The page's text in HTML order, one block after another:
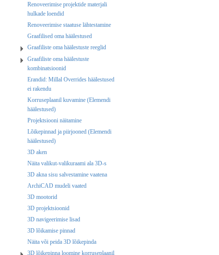
Renoveerimise projektide materjali
hulkade loendid
Renoveerimise staatuse lähtestamine
Graafilised oma häälestused
Graafiliste oma häälestuste reeglid
Graafiliste oma häälestuste
kombinatsioonid
Erandid: Millal Overrides häälestused
ei rakendu
Korruseplaanil kuvamine (Elemendi
häälestused)
Projektsiooni näitamine
Lõikepinnad ja piirjooned (Elemendi
häälestused)
3D aken
Näita valikut-valikuraami ala 3D-s
3D akna sisu salvestamine vaatena
ArchiCAD mudeli vaated
3D mootorid
3D projektsioonid
3D navigeerimise lisad
3D lõikamise pinnad
Näita või peida 3D lõikepinda
3D lõikepinna loomine korruseplaanil